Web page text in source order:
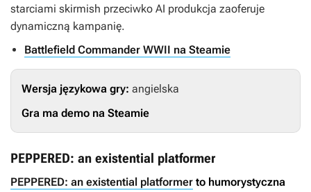
starciami skirmish przeciwko AI produkcja zaoferuje
dynamiczną kampanię.
Battlefield Commander WWII na Steamie
Wersja językowa gry: angielska
Gra ma demo na Steamie
PEPPERED: an existential platformer
PEPPERED: an existential platformer to humorystyczna